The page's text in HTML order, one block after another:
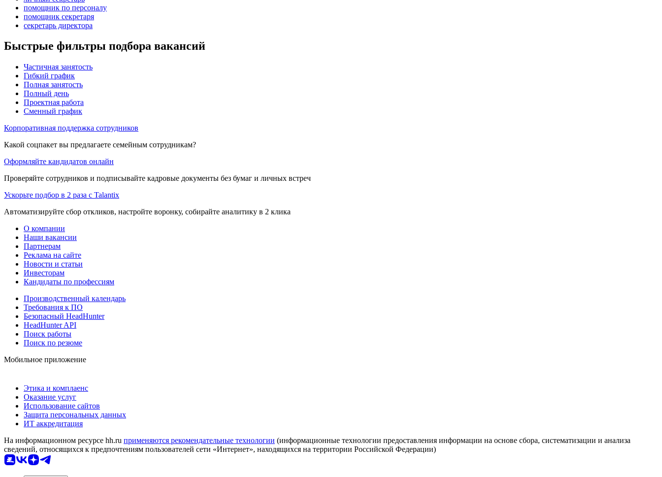
помощник по персоналу
помощник секретаря
секретарь директора
Быстрые фильтры подбора вакансий
Частичная занятость
Гибкий график
Полная занятость
Полный день
Проектная работа
Сменный график
Корпоративная поддержка сотрудников
Какой соцпакет вы предлагаете семейным сотрудникам?
Оформляйте кандидатов онлайн
Проверяйте сотрудников и подписывайте кадровые документы без бумаг и личных встреч
Ускорьте подбор в 2 раза с Talantix
Автоматизируйте сбор откликов, настройте воронку, собирайте аналитику в 2 клика
О компании
Наши вакансии
Партнерам
Реклама на сайте
Новости и статьи
Инвесторам
Кандидаты по профессиям
Производственный календарь
Требования к ПО
Безопасный HeadHunter
HeadHunter API
Поиск работы
Поиск по резюме
Мобильное приложение
Этика и комплаенс
Оказание услуг
Использование сайтов
Защита персональных данных
ИТ аккредитация
На информационном ресурсе hh.ru применяются рекомендательные технологии (информационные технологии предоставления информации на основе сбора, систематизации и анализа
сведений, относящихся к предпочтениям пользователей сети «Интернет», находящихся на территории Российской Федерации)